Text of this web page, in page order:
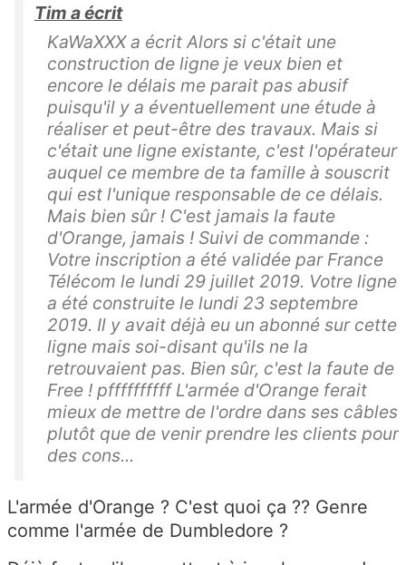
Tim a écrit
KaWaXXX a écrit Alors si c'était une
construction de ligne je veux bien et
encore le délais me parait pas abusif
puisqu'il y a éventuellement une étude à
réaliser et peut-être des travaux. Mais si
c'était une ligne existante, c'est l'opérateur
auquel ce membre de ta famille à souscrit
qui est l'unique responsable de ce délais.
Mais bien sûr ! C'est jamais la faute
d'Orange, jamais ! Suivi de commande :
Votre inscription a été validée par France
Télécom le lundi 29 juillet 2019. Votre ligne
a été construite le lundi 23 septembre
2019. Il y avait déjà eu un abonné sur cette
ligne mais soi-disant qu'ils ne la
retrouvaient pas. Bien sûr, c'est la faute de
Free ! pffffffffff L'armée d'Orange ferait
mieux de mettre de l'ordre dans ses câbles
plutôt que de venir prendre les clients pour
des cons...
L'armée d'Orange ? C'est quoi ça ?? Genre
comme l'armée de Dumbledore ?